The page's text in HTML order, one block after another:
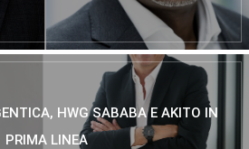
HWG SABABA E AKITO IN
PRIMA LINEA